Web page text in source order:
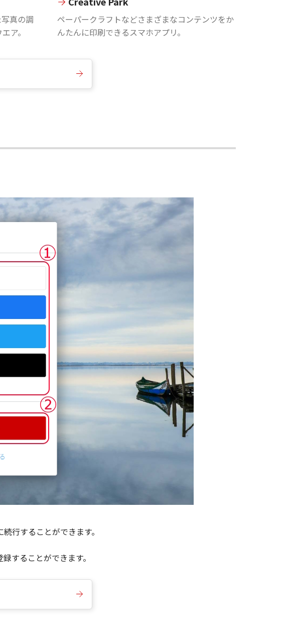
真の調
ア。
ペーパークラフトなどさまざまなコンテンツをか
んたんに印刷できるスマホアプリ。
行することができます。
することができます。